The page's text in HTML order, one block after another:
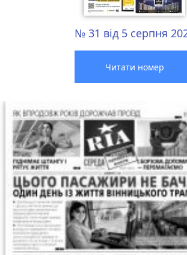
№ 31 від 5 серпня
Читати номер